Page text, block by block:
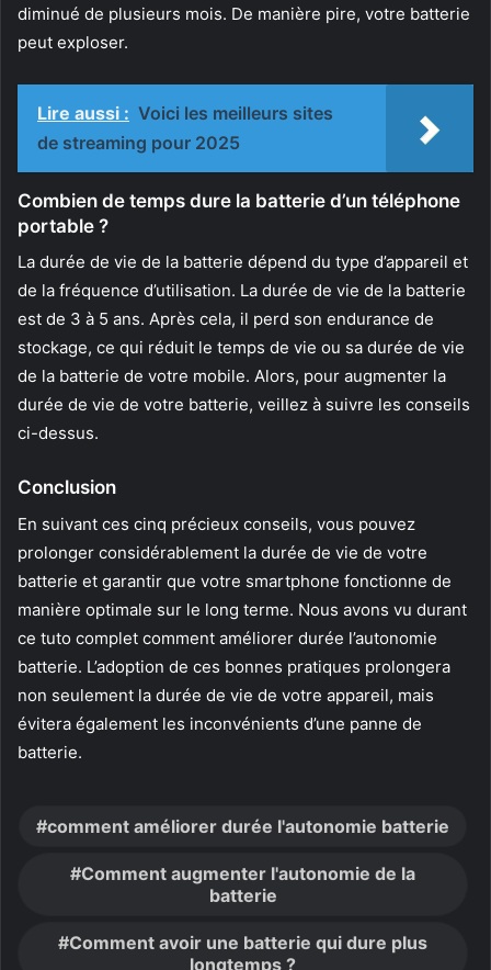
diminué de plusieurs mois. De manière pire, votre batterie
peut exploser.
Lire aussi : Voici les meilleurs sites
de streaming pour 2025
Combien de temps dure la batterie d’un téléphone
portable ?
La durée de vie de la batterie dépend du type d’appareil et
de la fréquence d’utilisation. La durée de vie de la batterie
est de 3 à 5 ans. Après cela, il perd son endurance de
stockage, ce qui réduit le temps de vie ou sa durée de vie
de la batterie de votre mobile. Alors, pour augmenter la
durée de vie de votre batterie, veillez à suivre les conseils
ci-dessus.
Conclusion
En suivant ces cinq précieux conseils, vous pouvez
prolonger considérablement la durée de vie de votre
batterie et garantir que votre smartphone fonctionne de
manière optimale sur le long terme. Nous avons vu durant
ce tuto complet comment améliorer durée l’autonomie
batterie. L’adoption de ces bonnes pratiques prolongera
non seulement la durée de vie de votre appareil, mais
évitera également les inconvénients d’une panne de
batterie.
comment améliorer durée l'autonomie batterie
Comment augmenter l'autonomie de la
batterie
Comment avoir une batterie qui dure plus
longtemps ?